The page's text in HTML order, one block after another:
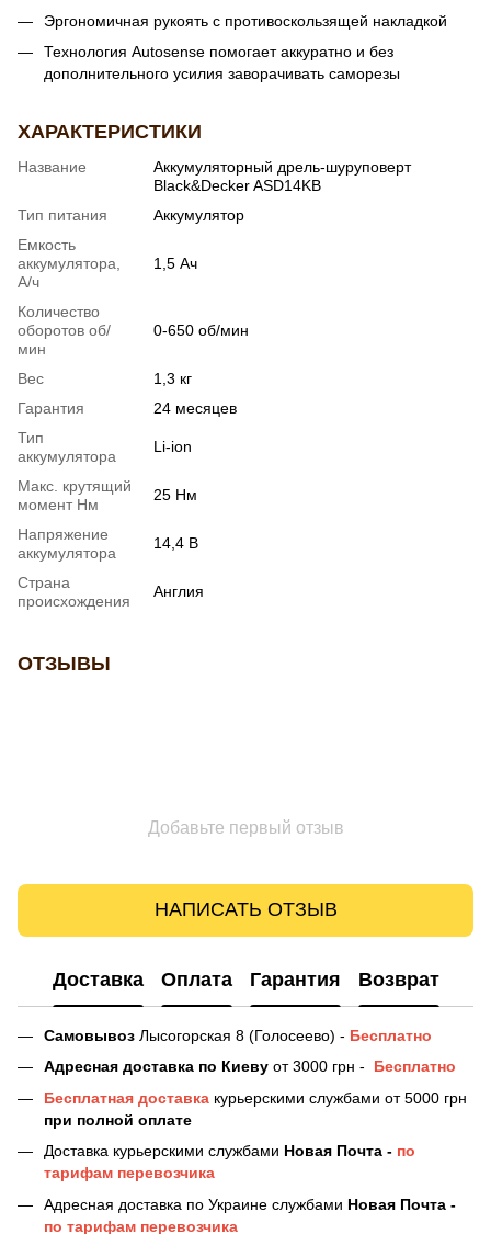
Эргономичная рукоять с противоскользящей накладкой
Технология Autosense помогает аккуратно и без
дополнительного усилия заворачивать саморезы
ХАРАКТЕРИСТИКИ
Название
Аккумуляторный дрель-шуруповерт
Black&Decker ASD14KB
Тип питания
Аккумулятор
Емкость
аккумулятора,
А/ч
1,5 Ач
Количество
оборотов об/
мин
0-650 об/мин
Вес
1,3 кг
Гарантия
24 месяцев
Тип
аккумулятора
Li-ion
Макс. крутящий
момент Нм
25 Нм
Напряжение
аккумулятора
14,4 В
Страна
происхождения
Англия
ОТЗЫВЫ
Добавьте первый отзыв
НАПИСАТЬ ОТЗЫВ
Доставка Оплата Гарантия Возврат
Самовывоз Лысогорская 8 (Голосеево) - Бесплатно
Адресная доставка по Киеву от 3000 грн -
Бесплатно
Бесплатная доставка курьерскими службами от 5000 грн
при полной оплате
Доставка курьерскими службами Новая Почта - по
тарифам перевозчика
Адресная доставка по Украине службами Новая Почта -
по тарифам перевозчика